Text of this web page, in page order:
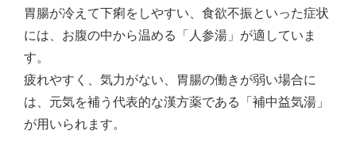
胃腸が冷えて下痢をしやすい、食欲不振といった症状
には、お腹の中から温める「人参湯」が適していま
す。
疲れやすく、気力がない、胃腸の働きが弱い場合に
は、元気を補う代表的な漢方薬である「補中益気湯」
が用いられます。